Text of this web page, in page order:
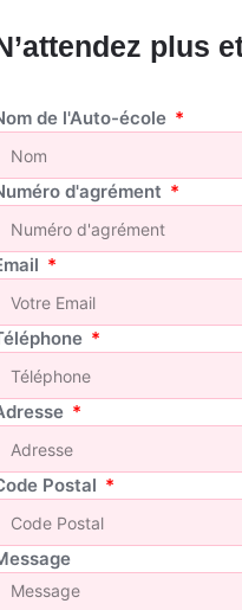
plus
de l'Auto-école
d'agrément
Postal